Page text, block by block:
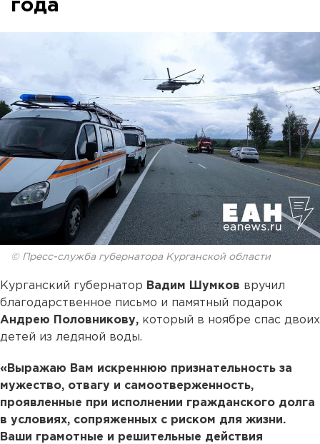
года
© Пресс-служба губернатора Курганской области
Курганский губернатор Вадим Шумков вручил
благодарственное письмо и памятный подарок
Андрею Половникову, который в ноябре спас двоих
детей из ледяной воды.
«Выражаю Вам искреннюю признательность за
мужество, отвагу и самоотверженность,
проявленные при исполнении гражданского долга
в условиях, сопряженных с риском для жизни.
Ваши грамотные и решительные действия